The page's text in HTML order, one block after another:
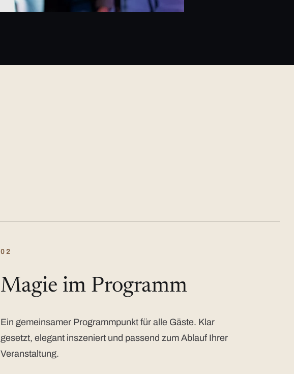
02
Magie im Programm
Ein gemeinsamer Programmpunkt für alle Gäste. Klar
gesetzt, elegant inszeniert und passend zum Ablauf Ihrer
Veranstaltung.